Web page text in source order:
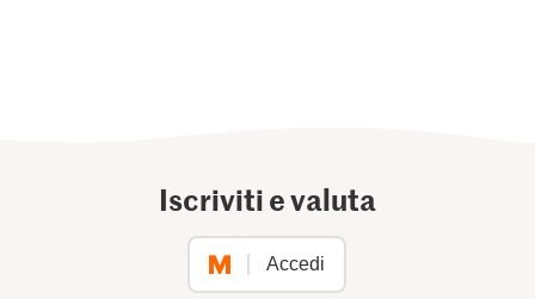
Iscriviti e valuta
Accedi